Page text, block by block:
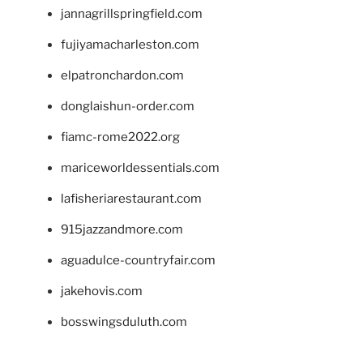
jannagrillspringfield.com
fujiyamacharleston.com
elpatronchardon.com
donglaishun-order.com
fiamc-rome2022.org
mariceworldessentials.com
lafisheriarestaurant.com
915jazzandmore.com
aguadulce-countryfair.com
jakehovis.com
bosswingsduluth.com